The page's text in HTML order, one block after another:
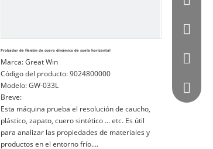
Probador de flexión de cuero dinámico de suela horizontal
Marca:Great Win
Código del producto:9024800000
Modelo:GW-033L
Breve:
Esta máquina prueba el resolución de caucho,
plástico, zapato, cuero sintético ... etc. Es útil
para analizar las propiedades de materiales y
productos en el entorno frío.